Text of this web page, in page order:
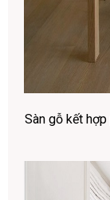
Sàn gỗ kết hợp